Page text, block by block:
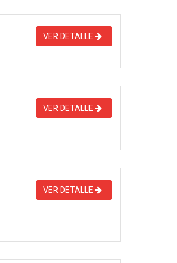
VER DETALLE
VER DETALLE
VER DETALLE